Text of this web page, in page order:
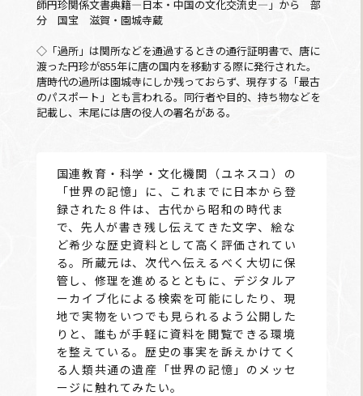
師円珍関係文書典籍―日本・中国の文化交流史―」から 部
分 国宝 滋賀・園城寺蔵
◇「過所」は関所などを通過するときの通行証明書で、唐に
渡った円珍が855年に唐の国内を移動する際に発行された。
唐時代の過所は園城寺にしか残っておらず、現存する「最古
のパスポート」とも言われる。同行者や目的、持ち物などを
記載し、末尾には唐の役人の署名がある。
国連教育・科学・文化機関（ユネスコ）の
「世界の記憶」に、これまでに日本から登
録された８件は、古代から昭和の時代ま
で、先人が書き残し伝えてきた文字、絵な
ど希少な歴史資料として高く評価されてい
る。所蔵元は、次代へ伝えるべく大切に保
管し、修理を進めるとともに、デジタルア
ーカイブ化による検索を可能にしたり、現
地で実物をいつでも見られるよう公開した
りと、誰もが手軽に資料を閲覧できる環境
を整えている。歴史の事実を訴えかけてく
る人類共通の遺産「世界の記憶」のメッセ
ージに触れてみたい。